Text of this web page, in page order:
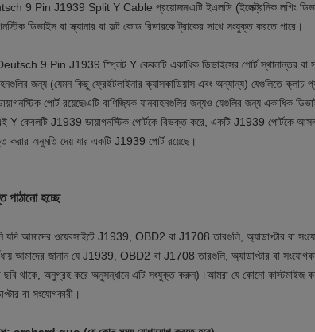
9 Pin J1939 Split Y Cable প্রয়োজন৷এটি ইএলডি (ইলেক্ট্রনিক লগিং
ডিভাইস বা স্ক্যানার বা ফল্ট কোড রিডারকে ট্রাকের সাথে সংযুক্ত করতে পারে।
9 Pin J1939 স্প্লিট Y কেবলটি একাধিক ডিভাইসের পোর্ট স্থানান্তর বা
জন্য (যেমন কিছু ফ্রেইটলাইনার ক্যাসকাডিয়াস এবং অন্যান্য) যেগুলিতে
পোর্ট রয়েছে৷এটি বাণিজ্যিক যানবাহনগুলির জন্যও যেগুলির জন্য একাধিক
Y কেবলটি J1939 ডায়াগনস্টিক পোর্টকে বিভক্ত করে, একটি J1939 পোর্টকে
করার অনুমতি দেয় যার একটি J1939 পোর্ট রয়েছে।
পাঠানো হচ্ছে
যদি আমাদের ওয়েবসাইটে J1939, OBD2 বা J1708 তারগুলি, অ্যাডাপ্টার বা
আমাদের জানান যে J1939, OBD2 বা J1708 তারগুলি, অ্যাডাপ্টার বা
ছবি থাকে, অনুগ্রহ করে অনুসন্ধানে এটি সংযুক্ত করুন)।আমরা যে কোনো কাস্টমাইজ
বা সংযোগকারী।